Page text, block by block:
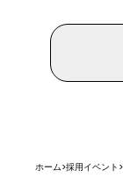
ホーム>採用イベント >